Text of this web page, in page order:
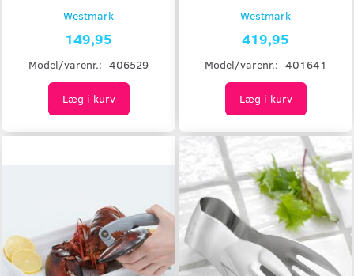
Westmark
149,95
Model/varenr.: 406529
Læg i kurv
Westmark
419,95
Model/varenr.: 401641
Læg i kurv